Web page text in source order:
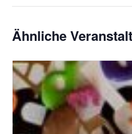
Ähnliche